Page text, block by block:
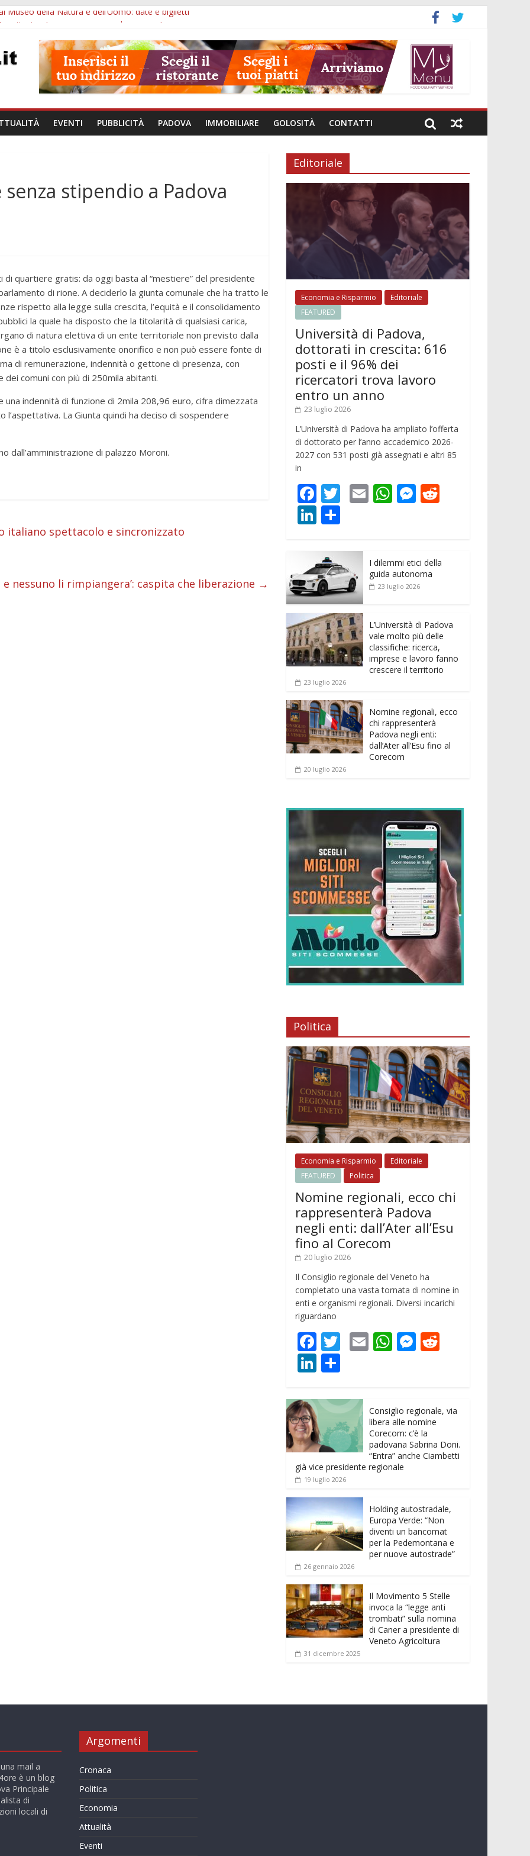
Museo della Natura e dell’Uomo: date e biglietti
visite ed escursioni fino a settembre
di Padova: 5 funzionari, domande entro il 7 agosto
2026: 49 opere e 18 anteprime nei Colli Euganei
EVENTI PUBBLICITÀ PADOVA IMMOBILIARE GOLOSITÀ CONTATTI
stipendio a Padova
di quartiere gratis: da oggi basta al “mestiere” del presidente
di rione. A deciderlo la giunta comunale che ha tratto le
rispetto alla legge sulla crescita, l’equità e il consolidamento
la quale ha disposto che la titolarità di qualsiasi carica,
di natura elettiva di un ente territoriale non previsto dalla
è a titolo esclusivamente onorifico e non può essere fonte di
di remunerazione, indennità o gettone di presenza, con
dei comuni con più di 250mila abitanti.
indennità di funzione di 2mila 208,96 euro, cifra dimezzata
La Giunta quindi ha deciso di sospendere
dall’amministrazione di palazzo Moroni.
italiano spettacolo e sincronizzato
nessuno li rimpiangera’: caspita che liberazione →
Editoriale
Economia e Risparmio
Editoriale
FEATURED
Università di Padova,
dottorati in crescita: 616
posti e il 96% dei
ricercatori trova lavoro
entro un anno
23 luglio 2026
L’Università di Padova ha ampliato l’offerta
di dottorato per l’anno accademico 2026-
2027 con 531 posti già assegnati e altri 85
in
F
ac
e
b
o
o
k
T
er
E W
A
p
M
n
g
t
Li
k
e
dI
n
n
di
vi
di
I dilemmi etici della
guida autonoma
23 luglio 2026
L’Università di Padova
vale molto più delle
classifiche: ricerca,
imprese e lavoro fanno
crescere il territorio
23 luglio 2026
Nomine regionali, ecco
chi rappresenterà
Padova negli enti:
dall’Ater all’Esu fino al
Corecom
20 luglio 2026
Politica
Economia e Risparmio
Editoriale
FEATURED
Politica
Nomine regionali, ecco chi
rappresenterà Padova
negli enti: dall’Ater all’Esu
fino al Corecom
20 luglio 2026
Il Consiglio regionale del Veneto ha
completato una vasta tornata di nomine in
enti e organismi regionali. Diversi incarichi
riguardano
F
ac
e
b
o
o
k
T
er
E W
A
p
p
M
n
g
er
t
Li
k
e
dI
n
n
di
vi
di
Consiglio regionale, via
libera alle nomine
Corecom: c’è la
padovana Sabrina Doni.
“Entra” anche Ciambetti
già vice presidente regionale
19 luglio 2026
Holding autostradale,
Europa Verde: “Non
diventi un bancomat
per la Pedemontana e
per nuove autostrade”
26 gennaio 2026
Il Movimento 5 Stelle
invoca la “legge anti
trombati” sulla nomina
di Caner a presidente di
Veneto Agricoltura
31 dicembre 2025
mail a
è un blog
Principale
di
locali di
Argomenti
Cronaca
Politica
Economia
Attualità
Eventi